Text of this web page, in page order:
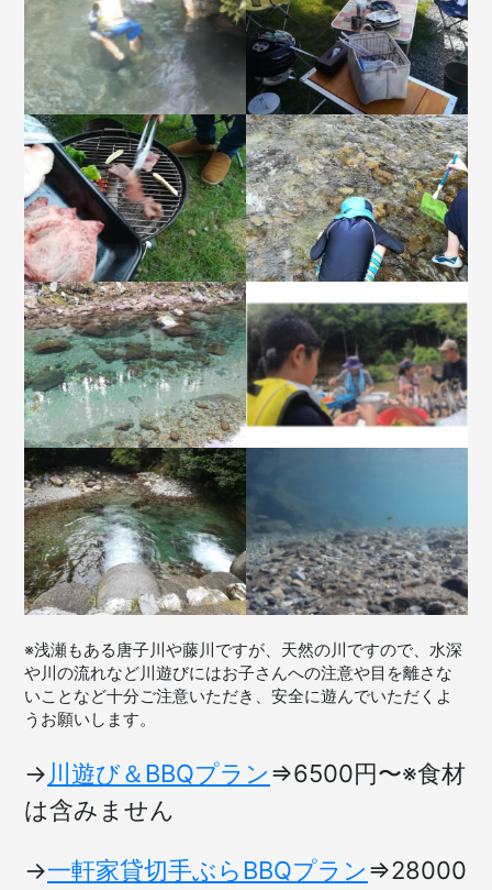
※浅瀬もある唐子川や藤川ですが、天然の川ですので、水深
や川の流れなど川遊びにはお子さんへの注意や目を離さな
いことなど十分ご注意いただき、安全に遊んでいただくよ
うお願いします。
→ 川遊び＆BBQプラン=>6500円〜※食材
は含みません
→一軒家貸切手ぶらBBQプラン=>28000